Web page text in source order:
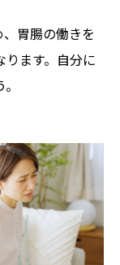
胃腸の働きを
ます。自分に